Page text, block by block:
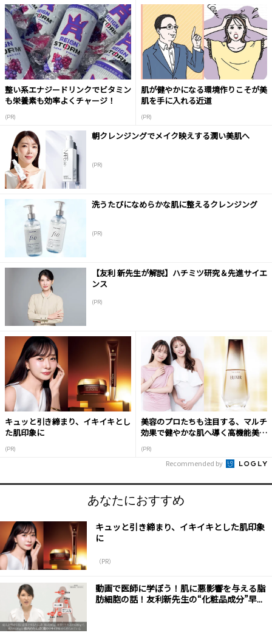
整い系エナジードリンクでビタミン
も栄養素も効率よくチャージ！
(PR)
肌が健やかになる環境作りこそが美
肌を手に入れる近道
(PR)
朝クレンジングでメイク映えする潤い美肌へ
(PR)
洗うたびになめらかな肌に整えるクレンジング
(PR)
【友利 新先生が解説】ハチミツ研究＆先進サイエ
ンス
(PR)
キュッと引き締まり、イキイキとし
た肌印象に
(PR)
美容のプロたちも注目する、マルチ
効果で健やかな肌へ導く高機能美容
(PR)
Recommended by
あなたにおすすめ
キュッと引き締まり、イキイキとした肌印象
に
（PR）
動画で医師に学ぼう！肌に悪影響を与える脂
肪細胞の話！友利新先生の“化粧品成分”早...